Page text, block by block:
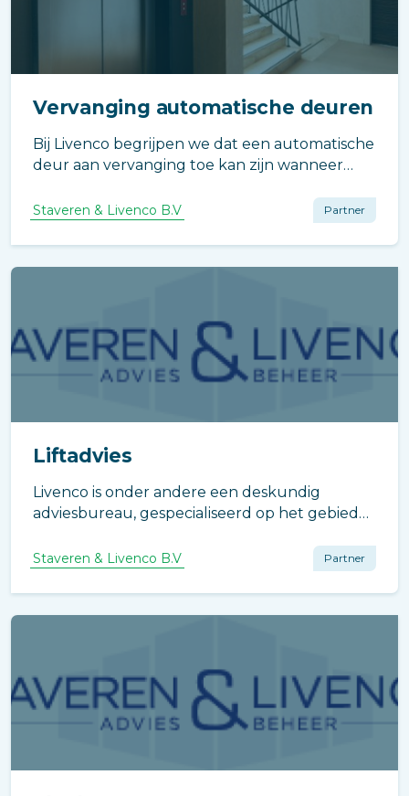
Vervanging automatische deuren
Bij Livenco begrijpen we dat een automatische
deur aan vervanging toe kan zijn wanneer
levensduur nadert.
Staveren & Livenco B.V Partner
Liftadvies
Livenco is onder andere een deskundig
adviesbureau, gespecialiseerd op het gebied
deuren, slagbomen en andere
Staveren & Livenco B.V Partner